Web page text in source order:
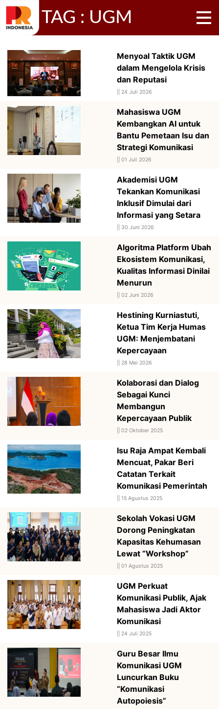
TAG : UGM
Menyoal Taktik UGM
dalam Mengelola Krisis
dan Reputasi
24 Juli 2026
Mahasiswa UGM
Kembangkan AI untuk
Bantu Pemetaan Isu dan
Strategi Komunikasi
01 Juli 2026
Akademisi UGM
Tekankan Komunikasi
Inklusif Dimulai dari
Informasi yang Setara
30 Juni 2026
Algoritma Platform Ubah
Ekosistem Komunikasi,
Kualitas Informasi Dinilai
Menurun
02 Juni 2026
Hestining Kurniastuti,
Ketua Tim Kerja Humas
UGM: Menjembatani
Kepercayaan
28 Mei 2026
Kolaborasi dan Dialog
Sebagai Kunci
Membangun
Kepercayaan Publik
02 Oktober 2025
Isu Raja Ampat Kembali
Mencuat, Pakar Beri
Catatan Terkait
Komunikasi Pemerintah
15 Agustus 2025
Sekolah Vokasi UGM
Dorong Peningkatan
Kapasitas Kehumasan
Lewat “Workshop”
01 Agustus 2025
UGM Perkuat
Komunikasi Publik, Ajak
Mahasiswa Jadi Aktor
Komunikasi
24 Juli 2025
Guru Besar Ilmu
Komunikasi UGM
Luncurkan Buku
“Komunikasi
Autopoiesis”